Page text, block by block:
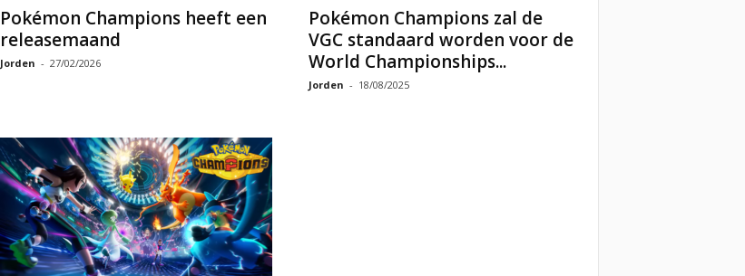
Pokémon Champions heeft een
releasemaand
Jorden - 27/02/2026
Pokémon Champions zal de
VGC standaard worden voor de
World Championships...
Jorden - 18/08/2025